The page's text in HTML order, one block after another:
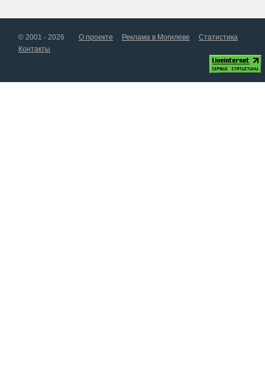
© 2001 - 2026 О проекте Реклама в Могилеве
Статистика
Контакты